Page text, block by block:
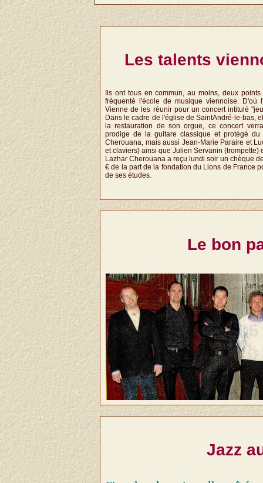
Les talents
Ils ont tous en commun, au moins, deux
fréquenté l'école de musique viennoise.
Vienne de les réunir pour un concert intitulé
Dans le cadre de l'église de SaintAndré-le-bas,
la restauration de son orgue, ce concert
prodige de la guitare classique et protégé du
Cherouana, mais aussi Jean-Marie Paraire et
et claviers) ainsi que Julien Servanin (trompette)
Lazhar Cherouana a reçu lundi soir un chèque
€ de la part de la fondation du Lions de France
de ses études.
Le bon
Jazz